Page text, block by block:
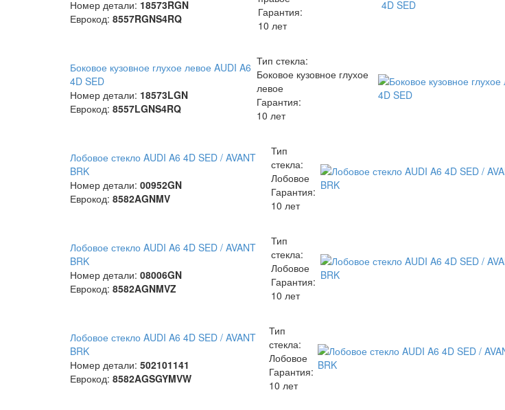
Номер детали: 18573RGN
Еврокод: 8557RGNS4RQ
Гарантия:
10 лет
Боковое кузовное глухое левое AUDI A6
4D SED
Номер детали: 18573LGN
Еврокод: 8557LGNS4RQ
Тип стекла:
Боковое кузовное глухое
левое
Гарантия:
10 лет
Лобовое стекло AUDI A6 4D SED / AVANT
BRK
Номер детали: 00952GN
Еврокод: 8582AGNMV
Тип
стекла:
Лобовое
Гарантия:
10 лет
Лобовое стекло AUDI A6 4D SED / AVANT
BRK
Номер детали: 08006GN
Еврокод: 8582AGNMVZ
Тип
стекла:
Лобовое
Гарантия:
10 лет
Лобовое стекло AUDI A6 4D SED / AVANT
BRK
Номер детали: 502101141
Еврокод: 8582AGSGYMVW
Тип
стекла:
Лобовое
Гарантия:
10 лет